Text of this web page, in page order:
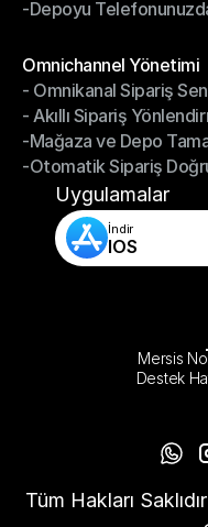
-Stoklarınızı Kontrol
-Depoyu
Omnichannel Yönetimi
Omnichannel Yönetimi
- Omnikanal Sipariş
- Omnikanal Sipariş
- Akıllı Sipariş
- Akıllı Sipariş
-Mağaza ve Depo
-Mağaza ve Depo
-Otomatik Sipariş
-Otomatik Sipariş
Uygulamalar
İndir
IOS
Mersis
Destek
Tüm Hakları